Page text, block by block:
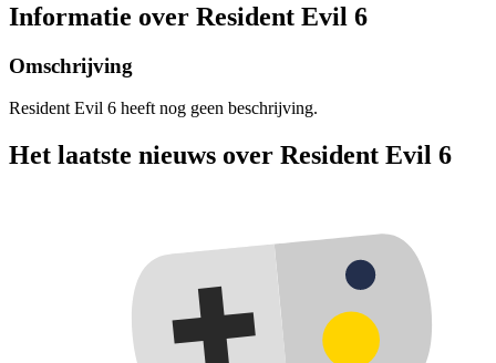
Informatie over Resident Evil 6
Omschrijving
Resident Evil 6 heeft nog geen beschrijving.
Het laatste nieuws over Resident Evil 6